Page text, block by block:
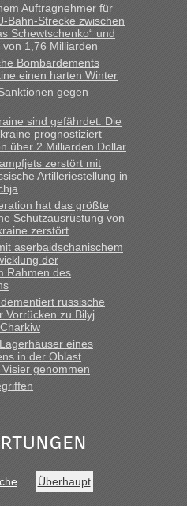
sagen dass das privat ist
So lange das nicht
das nicht neu sollte es
• Deklaration
ich hier richtig bin mit meiner
mit gebrauchter
in die Ukraine
Kleidung...“
• Re: An welchem
und der Ukraine geht es am
wie geplant am Montag
zeitig los gegen 5 Uhr in der
super bis zur Grenze. Nur
• Re: An welchem
und der Ukraine geht es am
EU-Pass dabei waren“
Reisetipps • Re: An welchem
und der Ukraine geht es am
Auftragnehmer für
Bahn-Strecke zwischen
Schewtschenko“ und
von 1,76 Milliarden
Bombardements
einen harten Winter
gegen
sind gefährdet: Die
prognostiziert
über 2 Milliarden Dollar
zerstört mit
Artilleriestellung in
hat das größte
Schutzausrüstung von
zerstört
aserbaidschanischem
der
Rahmen des
russische
Vorrücken zu Bilyj
eines
in der Oblast
genommen
Überhaupt